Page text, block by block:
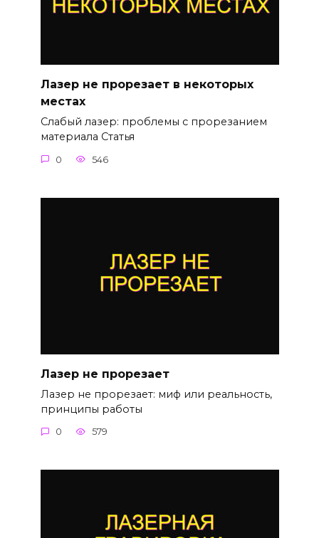
Лазер не прорезает в некоторых
местах
Слабый лазер: проблемы с прорезанием
материала Статья
0 546
Лазер не прорезает
Лазер не прорезает: миф или реальность,
принципы работы
0 579